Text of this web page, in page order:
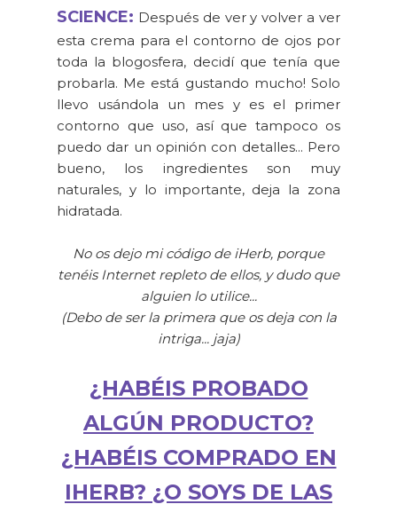
SCIENCE: Después de ver y volver a ver
esta crema para el contorno de ojos por
toda la blogosfera, decidí que tenía que
probarla. Me está gustando mucho! Solo
llevo usándola un mes y es el primer
contorno que uso, así que tampoco os
puedo dar un opinión con detalles... Pero
bueno, los ingredientes son muy
naturales, y lo importante, deja la zona
hidratada.
No os dejo mi código de iHerb, porque
tenéis Internet repleto de ellos, y dudo que
alguien lo utilice...
(Debo de ser la primera que os deja con la
intriga... jaja)
¿HABÉIS PROBADO
ALGÚN PRODUCTO?
¿HABÉIS COMPRADO EN
IHERB? ¿O SOYS DE LAS